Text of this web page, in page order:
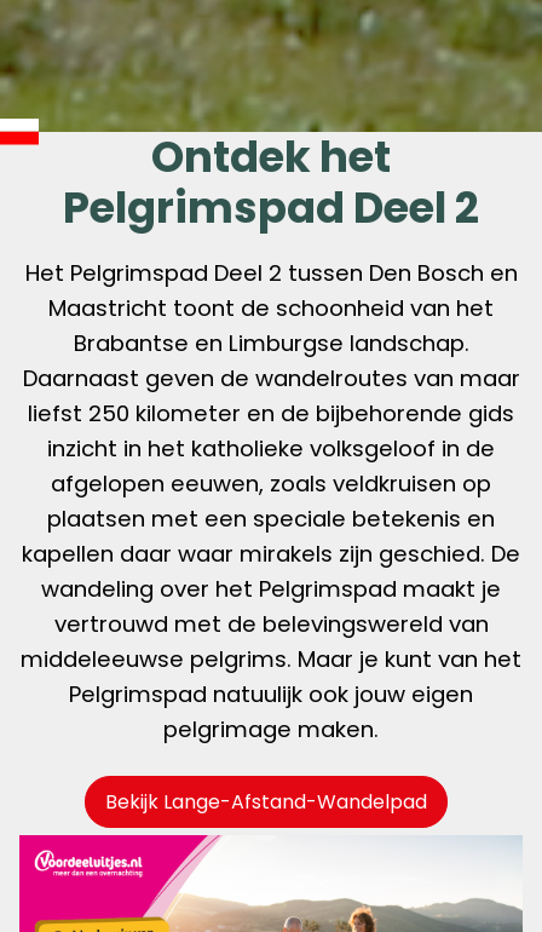
Ontdek het
Pelgrimspad Deel 2
Het Pelgrimspad Deel 2 tussen Den Bosch en
Maastricht toont de schoonheid van het
Brabantse en Limburgse landschap.
Daarnaast geven de wandelroutes van maar
liefst 250 kilometer en de bijbehorende gids
inzicht in het katholieke volksgeloof in de
afgelopen eeuwen, zoals veldkruisen op
plaatsen met een speciale betekenis en
kapellen daar waar mirakels zijn geschied. De
wandeling over het Pelgrimspad maakt je
vertrouwd met de belevingswereld van
middeleeuwse pelgrims. Maar je kunt van het
Pelgrimspad natuulijk ook jouw eigen
pelgrimage maken.
Bekijk Lange-Afstand-Wandelpad